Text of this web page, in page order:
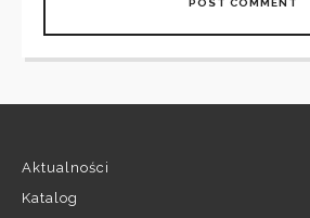
Aktualności
Katalog